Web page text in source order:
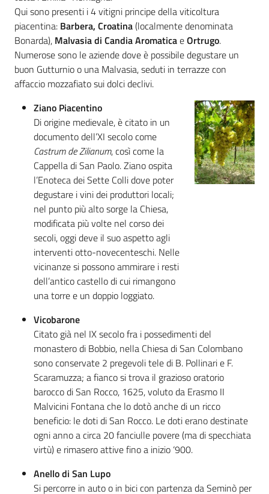
Leggi atti bandi
Piani programmi
Qui sono presenti i 4 vitigni principe della viticoltura
piacentina: Barbera, Croatina(localmente denominata
Bonarda), Malvasia di Candia AromaticaeOrtrugo.
Numerose sono le aziende dove è possibile degustare un
buon Gutturnio o una Malvasia, seduti in terrazze con
affaccio mozzafiato sui dolci declivi.
Ziano Piacentino
Di origine medievale, è citato in un
documento dell’XI secolo come
Castrum de Zilianum, così come la
Cappella di San Paolo. Ziano ospita
l’Enoteca dei Sette Colli dove poter
degustare i vini dei produttori locali;
nel punto più alto sorge la Chiesa,
modificata più volte nel corso dei
secoli, oggi deve il suo aspetto agli
interventi otto-novecenteschi. Nelle
vicinanze si possono ammirare i resti
dell’antico castello di cui rimangono
una torre e un doppio loggiato.
Vicobarone
Citato già nel IX secolo fra i possedimenti del
monastero di Bobbio, nella Chiesa di San Colombano
sono conservate 2 pregevoli tele di B. Pollinari e F.
Scaramuzza; a fianco si trova il grazioso oratorio
barocco di San Rocco, 1625, voluto da Erasmo II
Malvicini Fontana che lo dotò anche di un ricco
beneficio: le doti di San Rocco. Le doti erano destinate
ogni anno a circa 20 fanciulle povere (ma di specchiata
virtù) e rimasero attive fino a inizio ‘900.
Anello di San Lupo
Si percorre in auto o in bici con partenza da Seminò per